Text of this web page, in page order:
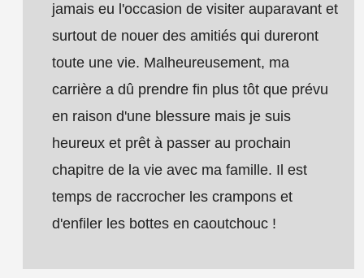
jamais eu l'occasion de visiter auparavant et
surtout de nouer des amitiés qui dureront
toute une vie. Malheureusement, ma
carrière a dû prendre fin plus tôt que prévu
en raison d'une blessure mais je suis
heureux et prêt à passer au prochain
chapitre de la vie avec ma famille. Il est
temps de raccrocher les crampons et
d'enfiler les bottes en caoutchouc !